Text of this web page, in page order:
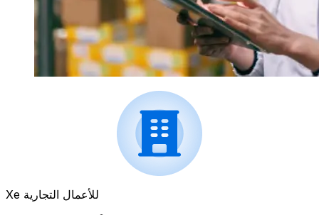
Xe للأعمال التجارية